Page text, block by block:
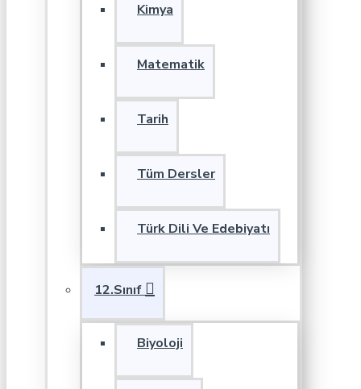
Kimya
Matematik
Tarih
Tüm Dersler
Türk Dili Ve Edebiyatı
12.Sınıf
Biyoloji